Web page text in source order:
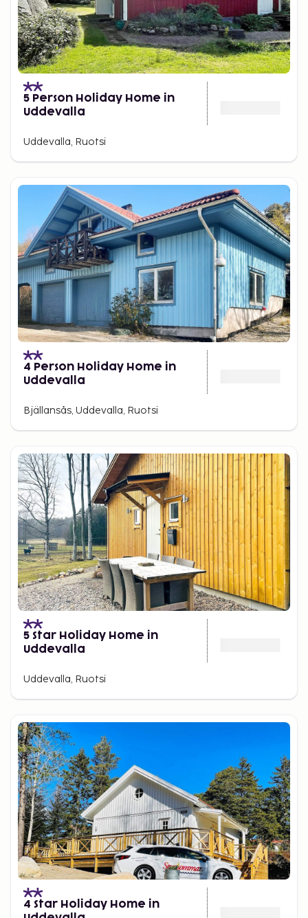
5 Person Holiday Home in
Uddevalla
Uddevalla, Ruotsi
4 Person Holiday Home in
Uddevalla
Bjällansås, Uddevalla, Ruotsi
5 Star Holiday Home in
Uddevalla
Uddevalla, Ruotsi
4 Star Holiday Home in